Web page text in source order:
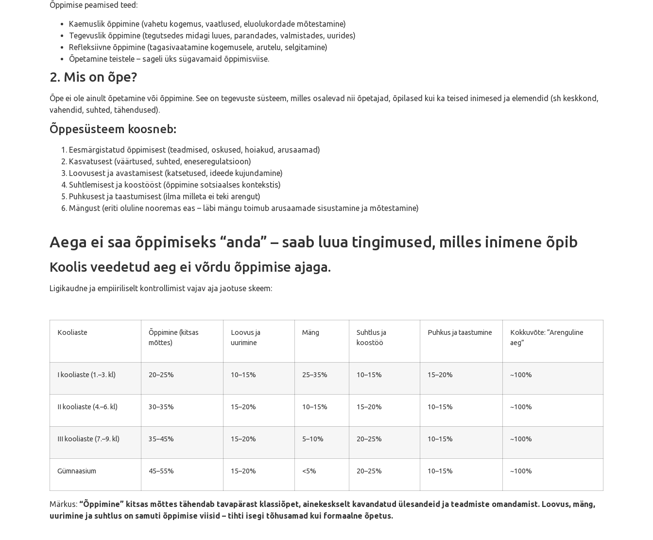
Õppimise peamised teed:
Kaemuslik õppimine (vahetu kogemus, vaatlused, eluolukordade mõtestamine)
Tegevuslik õppimine (tegutsedes midagi luues, parandades, valmistades, uurides)
Refleksiivne õppimine (tagasivaatamine kogemusele, arutelu, selgitamine)
Õpetamine teistele – sageli üks sügavamaid õppimisviise.
2. Mis on õpe?
Õpe ei ole ainult õpetamine või õppimine. See on tegevuste süsteem, milles osalevad nii õpetajad, õpilased kui ka teised inimesed ja elemendid (sh keskkond,
vahendid, suhted, tähendused).
Õppesüsteem koosneb:
Eesmärgistatud õppimisest (teadmised, oskused, hoiakud, arusaamad)
Kasvatusest (väärtused, suhted, eneseregulatsioon)
Loovusest ja avastamisest (katsetused, ideede kujundamine)
Suhtlemisest ja koostööst (õppimine sotsiaalses kontekstis)
Puhkusest ja taastumisest (ilma milleta ei teki arengut)
Mängust (eriti oluline nooremas eas – läbi mängu toimub arusaamade sisustamine ja mõtestamine)
Aega ei saa õppimiseks “anda” – saab luua tingimused, milles inimene õpib
Koolis veedetud aeg ei võrdu õppimise ajaga.
Ligikaudne ja empiiriliselt kontrollimist vajav aja jaotuse skeem:
Kooliaste
Õppimine (kitsas
mõttes)
Loovus ja
uurimine
Mäng
Suhtlus ja
koostöö
Puhkus ja taastumine
Kokkuvõte: “Arenguline
aeg”
I kooliaste (1.–3. kl) 20–25% 10–15% 25–35% 10–15% 15–20% ~100%
II kooliaste (4.–6. kl) 30–35% 15–20% 10–15% 15–20% 10–15% ~100%
III kooliaste (7.–9. kl) 35–45% 15–20% 5–10% 20–25% 10–15% ~100%
Gümnaasium 45–55% 15–20% <5% 20–25% 10–15% ~100%
Märkus: “Õppimine” kitsas mõttes tähendab tavapärast klassiõpet, ainekeskselt kavandatud ülesandeid ja teadmiste omandamist. Loovus, mäng,
uurimine ja suhtlus on samuti õppimise viisid – tihti isegi tõhusamad kui formaalne õpetus.